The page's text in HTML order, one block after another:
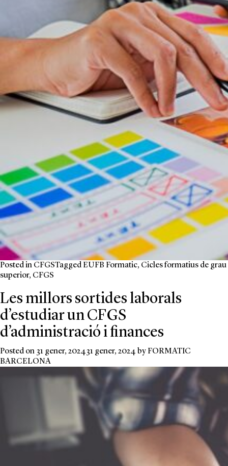
Posted in CFGSTaggedEUFB Formatic, Cicles formatius de grau
superior, CFGS
Les millors sortides laborals
d’estudiar un CFGS
d’administració i finances
Posted on 31 gener, 202431 gener, 2024 byFORMATIC
BARCELONA